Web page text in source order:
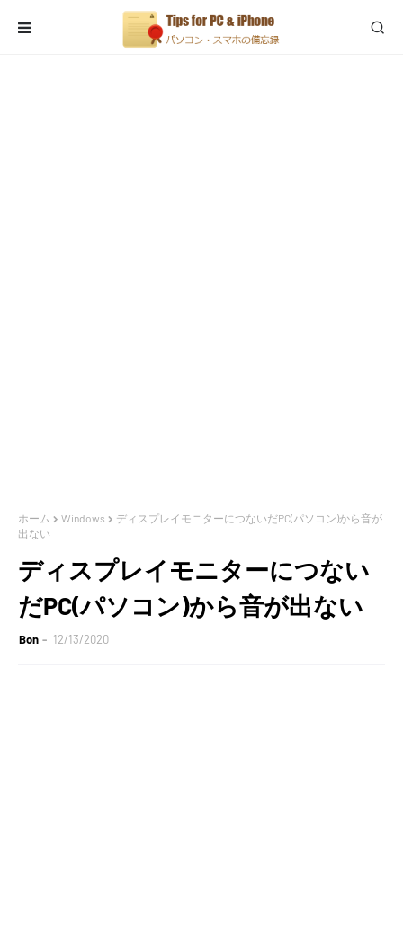
ホーム Windows
ディスプレイモニターにつないだPC(パソコン)から音が
出ない
ディスプレイモニターにつない
だPC(パソコン)から音が出ない
Bon 12/13/2020